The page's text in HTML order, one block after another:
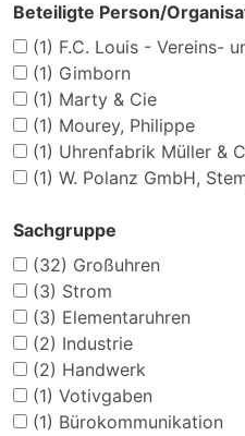
Beteiligte Person/
(1) F.C. Louis - Vereins-
(1) Gimborn
(1) Marty & Cie
(1) Mourey, Philippe
(1) Uhrenfabrik Müller &
(1) W. Polanz GmbH, Stempel und
Sachgruppe
(32) Großuhren
(3) Strom
(3) Elementaruhren
(2) Industrie
(2) Handwerk
(1) Votivgaben
(1) Bürokommunikation